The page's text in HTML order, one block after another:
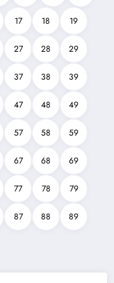
17 18 19
27 28 29
37 38 39
47 48 49
57 58 59
67 68 69
77 78 79
87 88 89